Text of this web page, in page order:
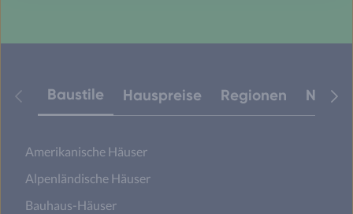
Baustile Hauspreise Regionen
Amerikanische Häuser
Alpenländische Häuser
Bauhaus-Häuser